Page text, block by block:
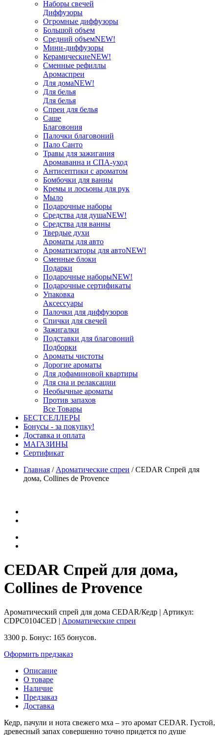
Наборы свечей
Диффузоры
Огромные диффузоры
Большой объем
Средний объемNEW!
Мини-диффузоры
КерамическиеNEW!
Сменные рефиллы
Аромаспреи
Для домаNEW!
Для белья
Для белья
Спреи для белья
Саше
Благовония
Палочки благовоний
Пало Санто
Травы для зажигания
Аромаванна и СПА-уход
Антисептики с ароматом
Бомбочки для ванны
Кремы и лосьоны для рук
Мыло
Подарочные наборы
Средства для душаNEW!
Средства для ванны
Твердые духи
Ароматы для авто
Ароматизаторы для автоNEW!
Сменные блоки
Подарки
Подарочные наборыNEW!
Подарочные сертификаты
Упаковка
Аксессуары
Палочки для диффузоров
Спички для свечей
Зажигалки
Подставки для благовоний
Подборки
Ароматы чистоты
Дорогие ароматы
Для дофаминовой квартиры
Для сна и релаксации
Необычные ароматы
Против запахов
Все Товары
БЕСТСЕЛЛЕРЫ
Бонусы - за покупку!
Доставка и оплата
МАГАЗИНЫ
Cертификат
Главная / Ароматические спреи /CEDAR Спрей для
дома, Collines de Provence
CEDAR Спрей для дома,
Collines de Provence
Ароматический спрей для дома CEDAR/Кедр | Артикул:
CDPC0104CED | Ароматические спреи
3300 р. Бонус: 165 бонусов.
Оформить предзаказ
Описание
О товаре
Наличие
Предзаказ
Доставка
Кедр, пачули и нота свежего мха – это аромат CEDAR. Густой,
древесный запах совершенно точно придется по душе